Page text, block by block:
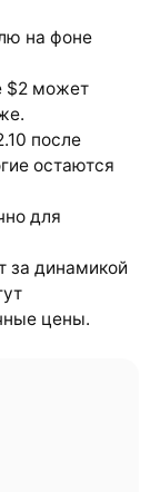
на фоне
$2 может
после
остаются
для
за динамикой
цены.